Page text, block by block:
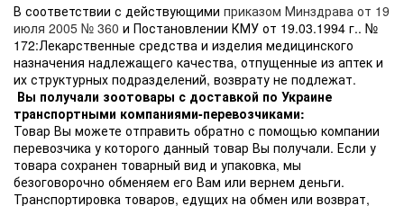
В соответствии с действующими приказом Минздрава от 19
июля 2005 № 360 и Постановлении КМУ от 19.03.1994 г.. №
172:Лекарственные средства и изделия медицинского
назначения надлежащего качества, отпущенные из аптек и
их структурных подразделений, возврату не подлежат.
Вы получали зоотовары с доставкой по Украине
транспортными компаниями-перевозчиками:
Товар Вы можете отправить обратно с помощью компании
перевозчика у которого данный товар Вы получали. Если у
товара сохранен товарный вид и упаковка, мы
безоговорочно обменяем его Вам или вернем деньги.
Транспортировка товаров, едущих на обмен или возврат,